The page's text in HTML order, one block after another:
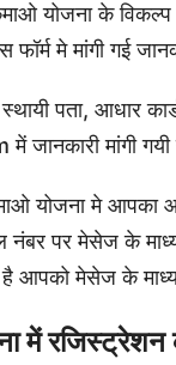
योजना के
मे मांगी गई
पता, आधार
में जानकारी
योजना मे आपका
नंबर पर मेसेज के
आपको मेसेज के
में